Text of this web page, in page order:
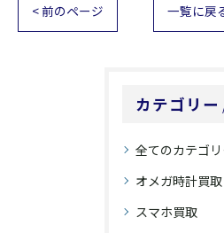
< 前のページ 一覧に戻
カテゴリー
全てのカテゴ
オメガ時計買取
スマホ買取